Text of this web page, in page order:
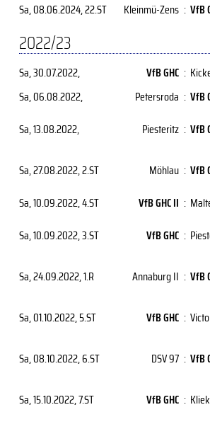
Sa, 08.06.2024, 22.ST Kleinmü-Zens : VfB
2022/23
Sa, 30.07.2022, VfB GHC :
Sa, 06.08.2022, Petersroda : VfB
Sa, 13.08.2022, Piesteritz : VfB
Sa, 27.08.2022, 2.ST Möhlau : VfB
Sa, 10.09.2022, 4.ST VfB GHC II :
Sa, 10.09.2022, 3.ST VfB GHC :
Sa, 24.09.2022, 1.R Annaburg II : VfB
Sa, 01.10.2022, 5.ST VfB GHC :
Sa, 08.10.2022, 6.ST DSV 97 : VfB
Sa, 15.10.2022, 7.ST VfB GHC :